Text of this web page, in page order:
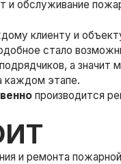
и обслуживание
клиенту и
стало
а
каждом этапе.
производится
и ремонта